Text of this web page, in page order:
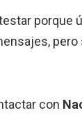
porque
pero
con